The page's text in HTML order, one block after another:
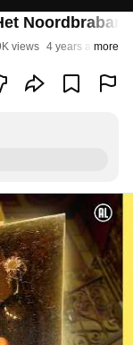
views 4 years agomore